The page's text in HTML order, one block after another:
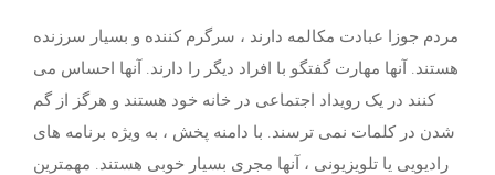
مردم جوزا عبادت مکالمه دارند ، سرگرم کننده و بسیار سرزنده
هستند. آنها مهارت گفتگو با افراد دیگر را دارند. آنها احساس می
کنند در یک رویداد اجتماعی در خانه خود هستند و هرگز از گم
شدن در کلمات نمی ترسند. با دامنه پخش ، به ویژه برنامه های
رادیویی یا تلویزیونی ، آنها مجری بسیار خوبی هستند. مهمترین